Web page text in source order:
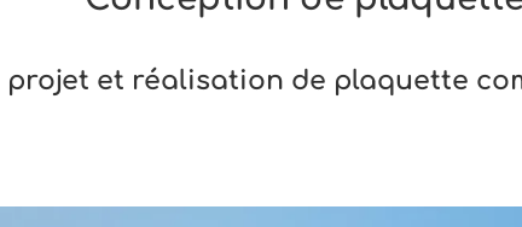
projet et réalisation de plaquette